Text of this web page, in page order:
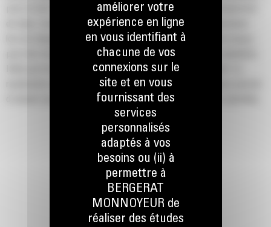
pour la mise en tas, la reprise de tas, l'excavation et le chargement
de talus. Comme le nom le suggère, ces godets sont performants
lors du chargement au tas ou de matériau en place. Ils sont conçus
pour des forces d'arrachage et des conditions d'abrasion standards.
Idéal pour les applications de rétrocavage et de nivellement. Le
rendement volumétrique des godets de la série Performance permet
d'obtenir une capacité jusqu'à 115 % supérieure que celle spécifiée.
améliorer votre
expérience en ligne
en vous identifiant à
chacune de vos
connexions sur le
site et en vous
fournissant des
services
personnalisés
adaptés à vos
besoins ou (ii) à
permettre à
BERGERAT
MONNOYEUR de
réaliser des études